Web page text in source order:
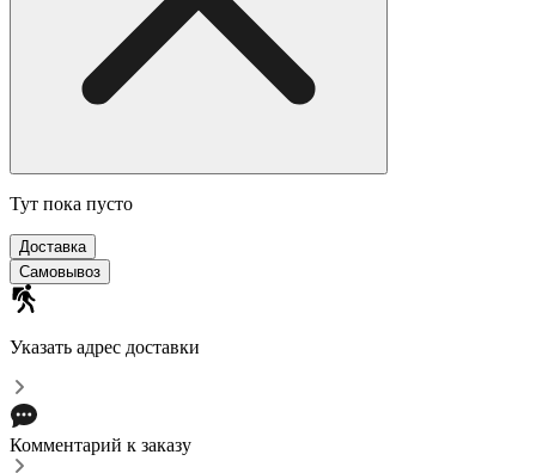
Тут пока пусто
Доставка
Самовывоз
Указать адрес доставки
Комментарий к заказу